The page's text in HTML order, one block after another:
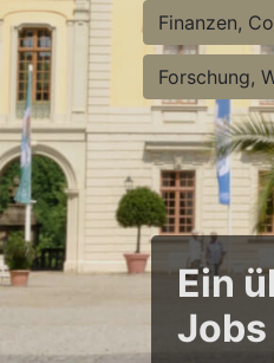
Finanzen,
Forschung,
Ein